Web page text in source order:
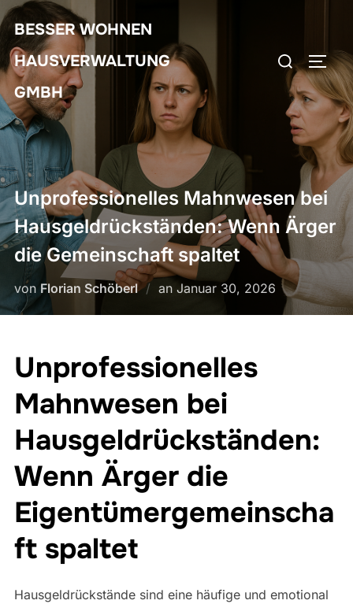
Zum
Inhalt
springen
BESSER WOHNEN
HAUSVERWALTUNG
GMBH
Suchen
nach:
Unprofessionelles Mahnwesen bei
Hausgeldrückständen: Wenn Ärger
die Gemeinschaft spaltet
von Florian Schöberl an Veröffentlicht
Januar 30, 2026
Unprofessionelles
Mahnwesen bei
Hausgeldrückständen:
Wenn Ärger die
Eigentümergemeinscha
ft spaltet
Hausgeldrückstände sind eine häufige und emotional